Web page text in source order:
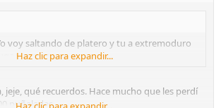
voy saltando de platero y tu a extremoduro
y marea.
Haz clic para expandir...
jeje, qué recuerdos. Hace mucho que les perdí
puñaladas.